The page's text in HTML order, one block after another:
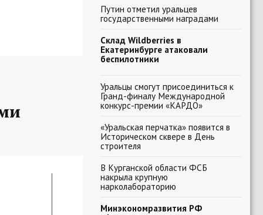
Путин отметил уральцев
государственными наградами
Склад Wildberries в
Екатеринбурге атаковали
беспилотники
Уральцы смогут присоединиться к
Гранд-финалу Международной
конкурс-премии «КАРДО»
«Уральская перчатка» появится в
Историческом сквере в День
строителя
В Курганской области ФСБ
накрыла крупную
нарколабораторию
Минэкономразвития РФ